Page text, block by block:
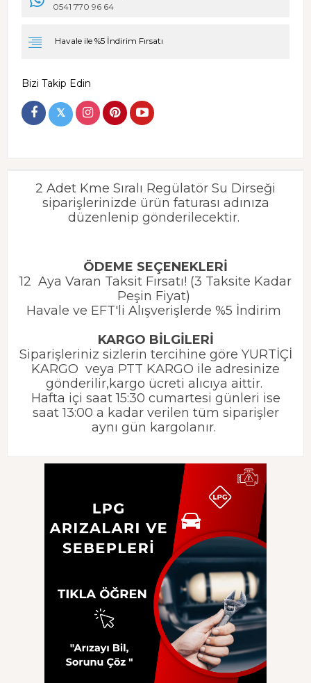
0541 770 96 64
Havale ile %5 İndirim Fırsatı
Bizi Takip Edin
𝕏
2 Adet Kme Sıralı Regülatör Su Dirseği
siparişlerinizde ürün faturası adınıza
düzenlenip gönderilecektir.
ÖDEME SEÇENEKLERİ
12 Aya Varan Taksit Fırsatı! (3 Taksite Kadar
Peşin Fiyat)
Havale ve EFT'li Alışverişlerde %5 İndirim
KARGO BİLGİLERİ
Siparişleriniz sizlerin tercihine göre YURTİÇİ
KARGO veya PTT KARGO ile adresinize
gönderilir,kargo ücreti alıcıya aittir.
Hafta içi saat 15:30 cumartesi günleri ise
saat 13:00 a kadar verilen tüm siparişler
aynı gün kargolanır.